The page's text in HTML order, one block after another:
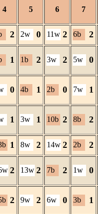
4 5 6 7
2 2w 0 11w 2 6b 2
1 1b 2 3w 2 5w 0
0 4b 1 2b 0 7w 1
1 3w 1 10b 2 8b 2
1 8w 2 14w 2 2b 2
2 13w 2 7b 2 1w 0
2 9w 2 6w 0 3b 1